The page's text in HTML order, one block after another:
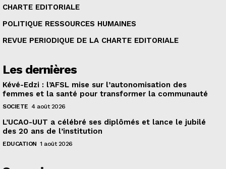
CHARTE EDITORIALE
POLITIQUE RESSOURCES HUMAINES
REVUE PERIODIQUE DE LA CHARTE EDITORIALE
Les dernières
Kévé-Edzi : l’AFSL mise sur l’autonomisation des
femmes et la santé pour transformer la communauté
SOCIETE 4 août 2026
L’UCAO-UUT a célébré ses diplômés et lance le jubilé
des 20 ans de l’institution
EDUCATION 1 août 2026